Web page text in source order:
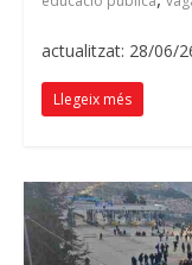
actualitzat: 28/06/
Llegeix més